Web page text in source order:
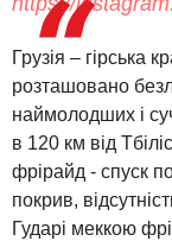
Грузія – гірська
розташовано
наймолодших і
в 120 км від
фрірайд - спуск
покрив,
Гударі меккою